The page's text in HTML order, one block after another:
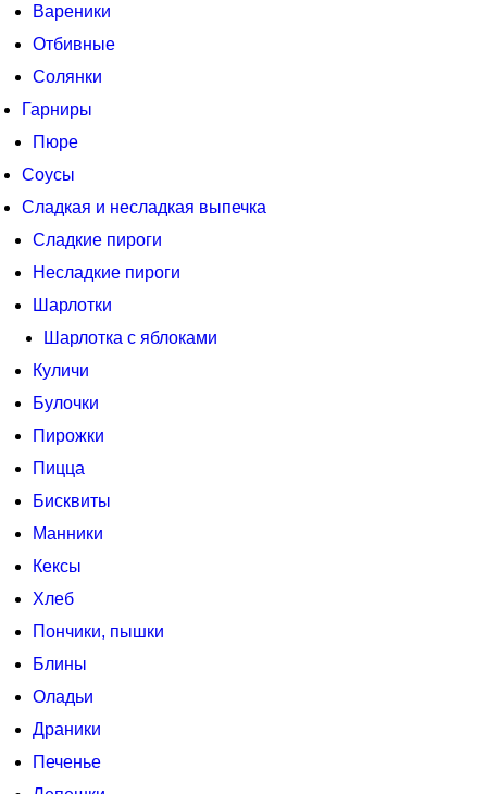
Вареники
Отбивные
Солянки
Гарниры
Пюре
Соусы
Сладкая и несладкая выпечка
Сладкие пироги
Несладкие пироги
Шарлотки
Шарлотка с яблоками
Куличи
Булочки
Пирожки
Пицца
Бисквиты
Манники
Кексы
Хлеб
Пончики, пышки
Блины
Оладьи
Драники
Печенье